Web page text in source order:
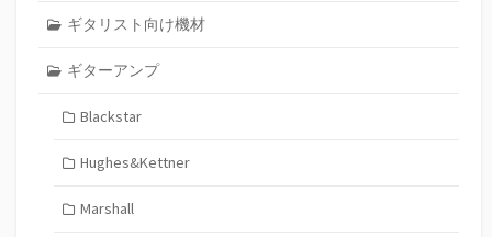
ギタリスト向け機材
ギターアンプ
Blackstar
Hughes&Kettner
Marshall